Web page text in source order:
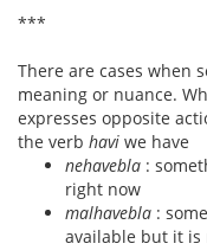
***
There are cases when
meaning or nuance.
expresses opposite
the verb havi we have
nehavebla :
right now
malhavebla :
available but it is